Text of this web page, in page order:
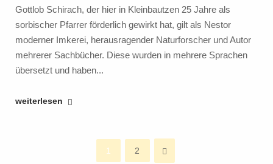
Gottlob Schirach, der hier in Kleinbautzen 25 Jahre als
sorbischer Pfarrer förderlich gewirkt hat, gilt als Nestor
moderner Imkerei, herausragender Naturforscher und Autor
mehrerer Sachbücher. Diese wurden in mehrere Sprachen
übersetzt und haben...
"Interessante
weiterlesen
1 2